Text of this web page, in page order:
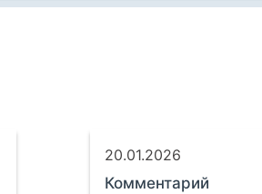
20.01.2026
Комментарий